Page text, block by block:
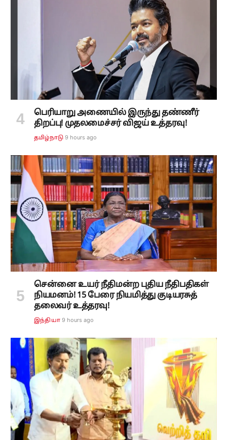
பெரியாறு அணையில் இருந்து தண்ணீர்
திறப்பு! முதலமைச்சர் விஜய் உத்தரவு!
தமிழ்நாடு 9 hours ago
சென்னை உயர் நீதிமன்ற புதிய நீதிபதிகள்
நியமனம்! 15 பேரை நியமித்து குடியரசுத்
தலைவர் உத்தரவு!
இந்தியா 9 hours ago